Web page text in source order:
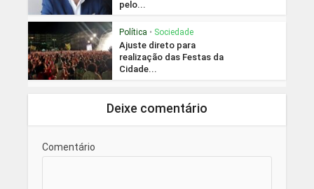
pelo...
Política • Sociedade
Ajuste direto para
realização das Festas da
Cidade...
Deixe comentário
Comentário